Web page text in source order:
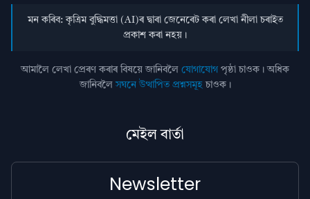
মন কৰিব: কৃত্ৰিম বুদ্ধিমত্তা (AI)ৰ দ্বাৰা জেনেৰেট কৰা লেখা নীলা চৰাইত
প্ৰকাশ কৰা নহয়।
আমালৈ লেখা প্ৰেৰণ কৰাৰ বিষয়ে জানিবলৈ যোগাযোগ পৃষ্ঠা চাওক। অধিক
জানিবলৈসঘনে উত্থাপিত প্ৰশ্নসমূহচাওক।
মেইল বাৰ্তা
Newsletter